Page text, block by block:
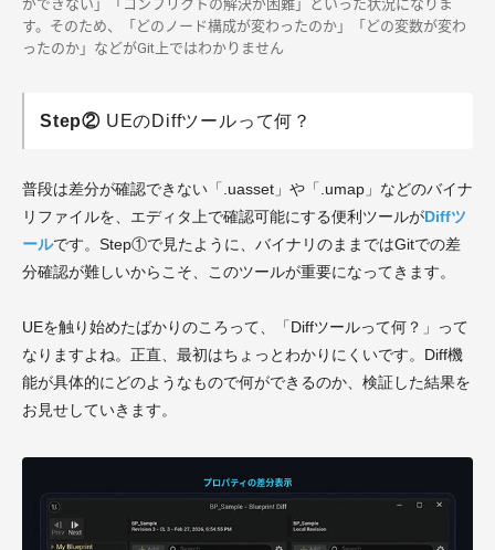
ができない」「コンフリクトの解決が困難」といった状況になりま
す。そのため、「どのノード構成が変わったのか」「どの変数が変わ
ったのか」などがGit上ではわかりません
Step② UEのDiffツールって何？
普段は差分が確認できない「.uasset」や「.umap」などのバイナ
リファイルを、エディタ上で確認可能にする便利ツールがDiffツ
ールです。Step①で見たように、バイナリのままではGitでの差
分確認が難しいからこそ、このツールが重要になってきます。
UEを触り始めたばかりのころって、「Diffツールって何？」って
なりますよね。正直、最初はちょっとわかりにくいです。Diff機
能が具体的にどのようなもので何ができるのか、検証した結果を
お見せしていきます。